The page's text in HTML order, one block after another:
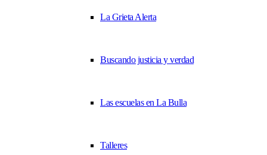
La Grieta Alerta
Buscando justicia y verdad
Las escuelas en La Bulla
Talleres